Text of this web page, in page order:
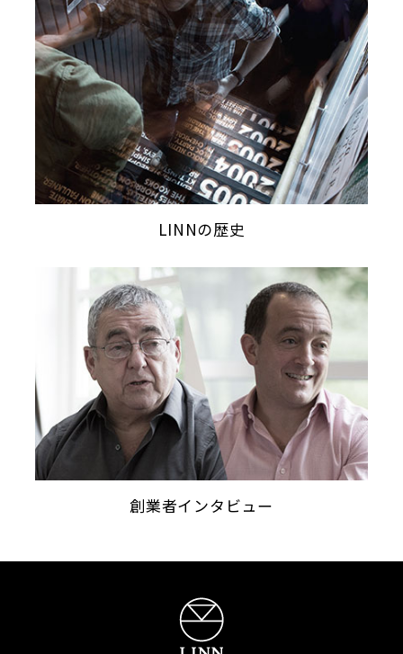
LINNの歴史
創業者インタビュー